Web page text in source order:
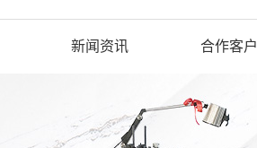
新闻资讯 合作客户